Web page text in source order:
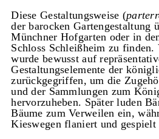
Diese Gestaltungsweise (
der barocken Gartengestaltung
Münchner Hofgarten oder in
Schloss Schleißheim zu finden.
wurde bewusst auf
Gestaltungselemente der
zurückgegriffen, um die
und der Sammlungen zum
hervorzuheben. Später luden
Bäume zum Verweilen ein,
Kieswegen flaniert und gespielt